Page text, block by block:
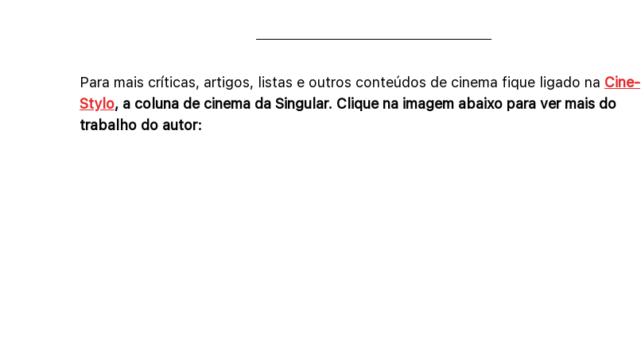
Para mais críticas, artigos, listas e outros conteúdos de cinema fique ligado na Cine-
Stylo, a coluna de cinema da Singular. Clique na imagem abaixo para ver mais do
trabalho do autor: